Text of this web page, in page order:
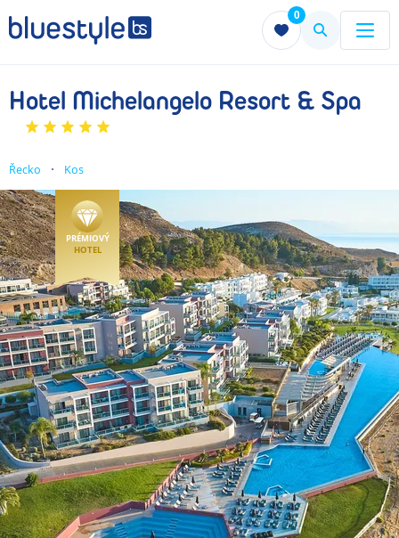
0
Menu Menu
Hotel Michelangelo Resort & Spa
Řecko Kos
PRÉMIOVÝ
HOTEL